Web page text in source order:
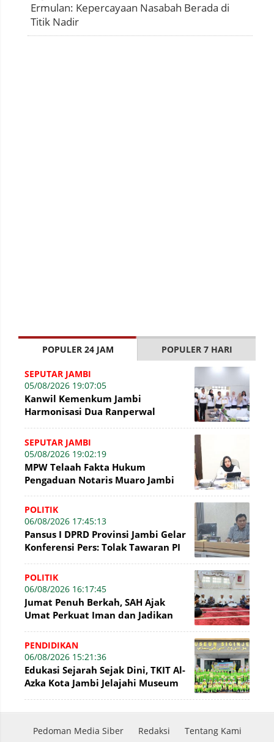
Ermulan: Kepercayaan Nasabah Berada di
Titik Nadir
POPULER 24 JAM POPULER 7 HARI
SEPUTAR JAMBI
05/08/2026 19:07:05
Kanwil Kemenkum Jambi
Harmonisasi Dua Ranperwal
SEPUTAR JAMBI
05/08/2026 19:02:19
MPW Telaah Fakta Hukum
Pengaduan Notaris Muaro Jambi
POLITIK
06/08/2026 17:45:13
Pansus I DPRD Provinsi Jambi Gelar
Konferensi Pers: Tolak Tawaran PI
POLITIK
06/08/2026 16:17:45
Jumat Penuh Berkah, SAH Ajak
Umat Perkuat Iman dan Jadikan
Membangun Bangsa
PENDIDIKAN
06/08/2026 15:21:36
Edukasi Sejarah Sejak Dini, TKIT Al-
Azka Kota Jambi Jelajahi Museum
Pedoman Media Siber Redaksi Tentang Kami